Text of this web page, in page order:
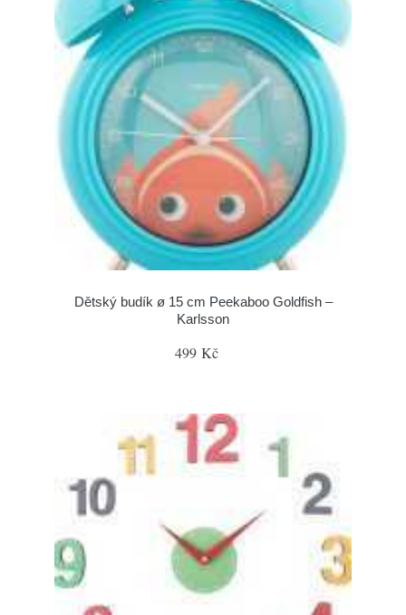
Dětský budík ø 15 cm Peekaboo Goldfish –
Karlsson
499 Kč